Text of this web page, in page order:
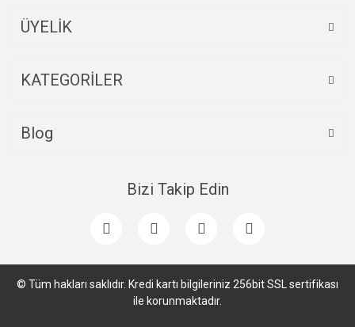
ÜYELİK
KATEGORİLER
Blog
Bizi Takip Edin
© Tüm hakları saklıdır. Kredi kartı bilgileriniz 256bit SSL sertifikası
ile korunmaktadır.